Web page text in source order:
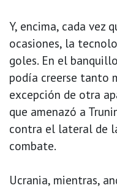
Y, encima, cada vez
ocasiones, la
goles. En el
podía creerse tanto
excepción de otra
que amenazó a
contra el lateral de
combate.
Ucrania, mientras,